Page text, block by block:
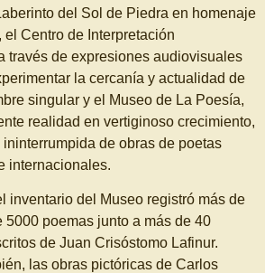
del Sol de Piedra en homenaje
Centro de Interpretación
través de expresiones audiovisuales
la cercanía y actualidad de
singular y el Museo de La Poesía,
realidad en vertiginoso crecimiento,
de obras de poetas
internacionales.
inventario del Museo registró más de
5000 poemas junto a más de 40
de Juan Crisóstomo Lafinur.
las obras pictóricas de Carlos